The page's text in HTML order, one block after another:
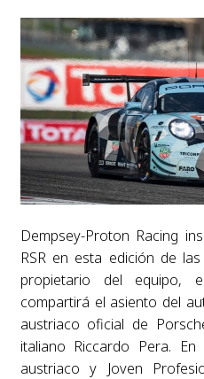
Dempsey-Proton Racing
RSR en esta edición de
propietario del equipo,
compartirá el asiento del
austriaco oficial de
italiano Riccardo Pera.
austriaco y Joven